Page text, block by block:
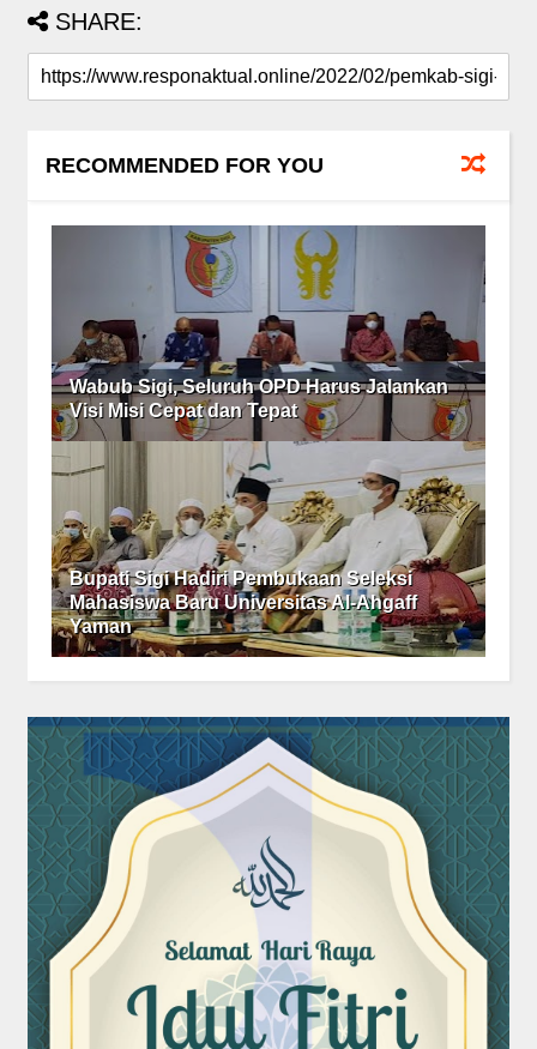
SHARE:
RECOMMENDED FOR YOU
Wabub Sigi, Seluruh OPD Harus Jalankan
Visi Misi Cepat dan Tepat
Bupati Sigi Hadiri Pembukaan Seleksi
Mahasiswa Baru Universitas Al-Ahgaff
Yaman